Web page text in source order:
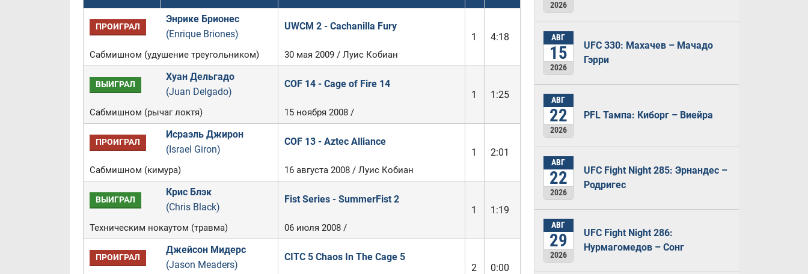
ПРОИГРАЛ
Энрике Брионес
(Enrique Briones)
UWCM 2 - Cachanilla Fury
1
4:18
Сабмишном (удушение треугольником) 30 мая 2009 / Луис Кобиан
ВЫИГРАЛ
Хуан Дельгадо
(Juan Delgado)
COF 14 - Cage of Fire 14
1
1:25
Сабмишном (рычаг локтя) 15 ноября 2008 /
ПРОИГРАЛ
Исраэль Джирон
(Israel Giron)
COF 13 - Aztec Alliance
1
2:01
Сабмишном (кимура) 16 августа 2008 / Луис Кобиан
ВЫИГРАЛ
Крис Блэк
(Chris Black)
Fist Series - SummerFist 2
1
1:19
Техническим нокаутом (травма) 06 июля 2008 /
ПРОИГРАЛ
Джейсон Мидерс
(Jason Meaders)
CITC 5 Chaos In The Cage 5
2
0:00
2026
АВГ
15
2026
UFC 330: Махачев – Мачадо
Гэрри
АВГ
22
2026
PFL Тампа: Киборг – Виейра
АВГ
22
2026
UFC Fight Night 285: Эрнандес –
Родригес
АВГ
29
2026
UFC Fight Night 286:
Нурмагомедов – Сонг